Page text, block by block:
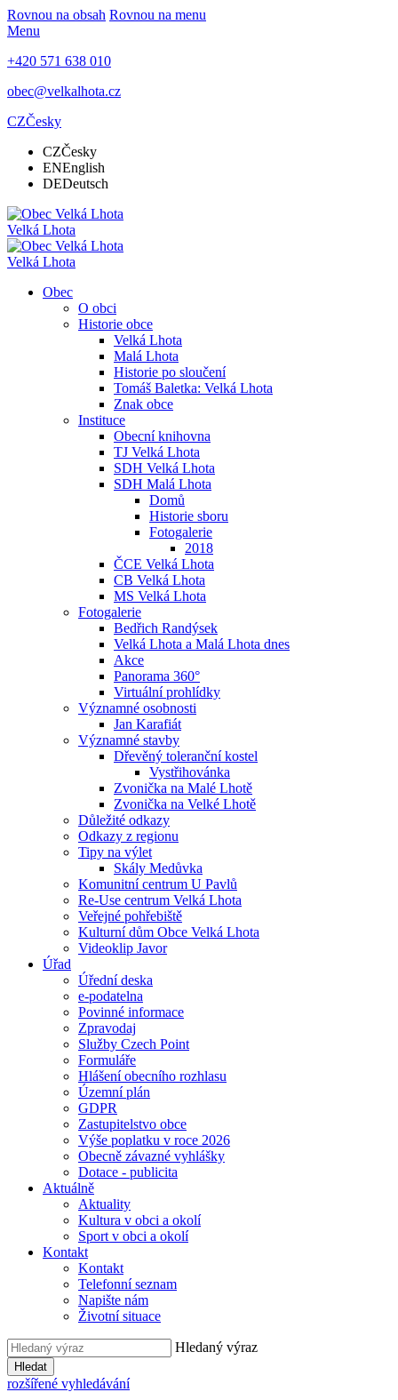
Rovnou na obsah Rovnou na menu
Menu
+420 571 638 010
obec@velkalhota.cz
CZČesky
CZČesky
ENEnglish
DEDeutsch
Velká Lhota
Velká Lhota
Obec
O obci
Historie obce
Velká Lhota
Malá Lhota
Historie po sloučení
Tomáš Baletka: Velká Lhota
Znak obce
Instituce
Obecní knihovna
TJ Velká Lhota
SDH Velká Lhota
SDH Malá Lhota
Domů
Historie sboru
Fotogalerie
2018
ČCE Velká Lhota
CB Velká Lhota
MS Velká Lhota
Fotogalerie
Bedřich Randýsek
Velká Lhota a Malá Lhota dnes
Akce
Panorama 360°
Virtuální prohlídky
Významné osobnosti
Jan Karafiát
Významné stavby
Dřevěný toleranční kostel
Vystřihovánka
Zvonička na Malé Lhotě
Zvonička na Velké Lhotě
Důležité odkazy
Odkazy z regionu
Tipy na výlet
Skály Medůvka
Komunitní centrum U Pavlů
Re-Use centrum Velká Lhota
Veřejné pohřebiště
Kulturní dům Obce Velká Lhota
Videoklip Javor
Úřad
Úřední deska
e-podatelna
Povinné informace
Zpravodaj
Služby Czech Point
Formuláře
Hlášení obecního rozhlasu
Územní plán
GDPR
Zastupitelstvo obce
Výše poplatku v roce 2026
Obecně závazné vyhlášky
Dotace - publicita
Aktuálně
Aktuality
Kultura v obci a okolí
Sport v obci a okolí
Kontakt
Kontakt
Telefonní seznam
Napište nám
Životní situace
Hledaný výraz
Hledat
rozšířené vyhledávání